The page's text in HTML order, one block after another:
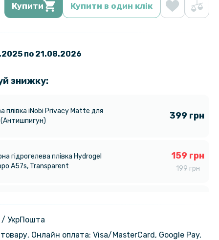
Купити Купити в один клік
по 21.08.2026
знижку:
плівка iNobi Privacy Matte для
399 грн
гідрогелева плівка Hydrogel
A57s, Transparent
159 грн
199 грн
УкрПошта
Онлайн оплата: Visa/MasterСard, Google Pay,